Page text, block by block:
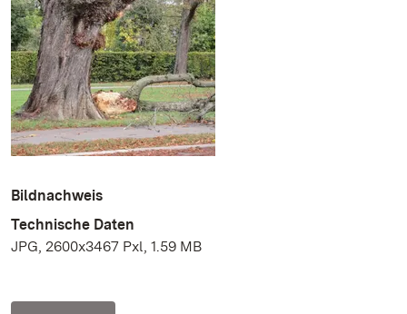
Bildnachweis
Technische Daten
JPG, 2600x3467 Pxl, 1.59 MB